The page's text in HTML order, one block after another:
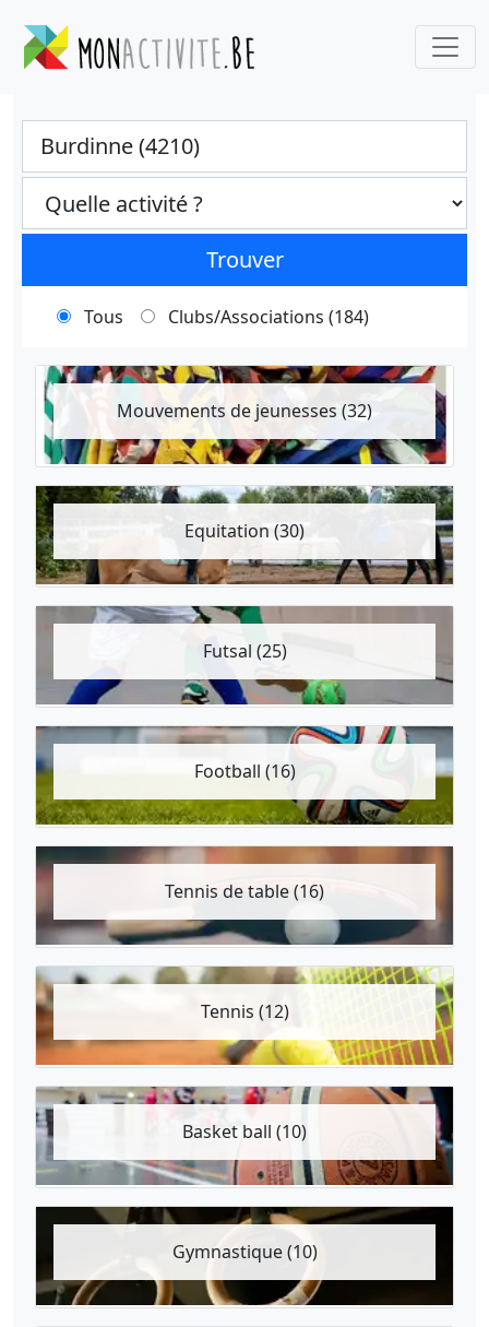
Trouver
Tous Clubs/Associations (184)
Mouvements de jeunesses (32)
Equitation (30)
Futsal (25)
Football (16)
Tennis de table (16)
Tennis (12)
Basket ball (10)
Gymnastique (10)